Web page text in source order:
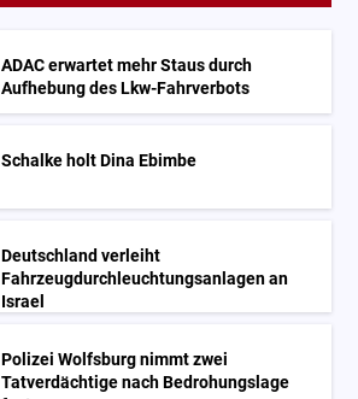
ADAC erwartet mehr Staus durch
Aufhebung des Lkw-Fahrverbots
Schalke holt Dina Ebimbe
Deutschland verleiht
Fahrzeugdurchleuchtungsanlagen an
Israel
Polizei Wolfsburg nimmt zwei
Tatverdächtige nach Bedrohungslage